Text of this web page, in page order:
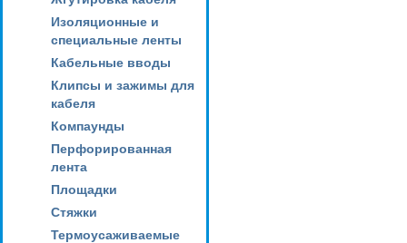
Изоляционные и
специальные ленты
Кабельные вводы
Клипсы и зажимы для
кабеля
Компаунды
Перфорированная
лента
Площадки
Стяжки
Термоусаживаемые